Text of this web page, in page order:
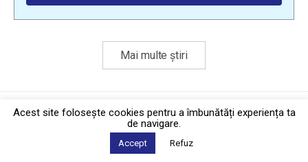
Mai multe știri
Politica de confidențialitate·Contact
2026 © Biziday
Acest site foloseşte cookies pentru a îmbunătăți experiența ta
de navigare.
Accept Refuz